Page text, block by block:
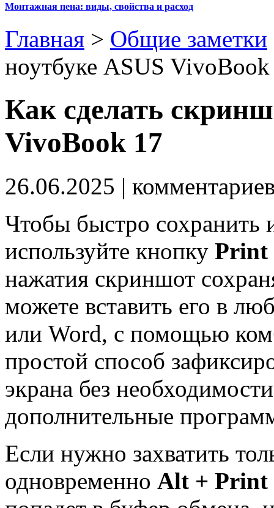
Монтажная пена: виды, свойства и расход
Главная > Общие заметки
ноутбуке ASUS
Как сделать
VivoBook 17
26.06.2025 |
Чтобы быстро сохранить
используйте кнопку Print
нажатия скриншот
можете вставить его в
или Word, с помощью
простой способ
экрана без
дополнительные
Если нужно захватить
одновременно Alt + Print